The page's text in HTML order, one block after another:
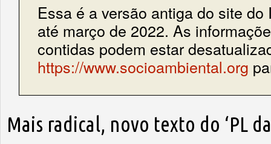
Essa é a versão antiga do site do
até março de 2022. As
contidas podem estar
https://www.socioambiental.org
Mais radical, novo texto do ‘PL